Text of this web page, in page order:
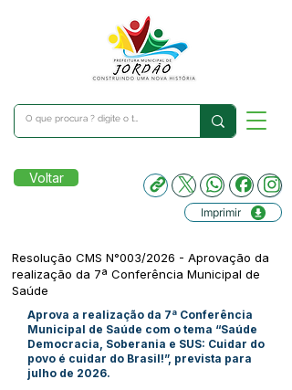
Voltar
Imprimir
Resolução CMS N°003/2026 - Aprovação da
realização da 7ª Conferência Municipal de
Saúde
Aprova a realização da 7ª Conferência
Municipal de Saúde com o tema “Saúde
Democracia, Soberania e SUS: Cuidar do
povo é cuidar do Brasil!”, prevista para
julho de 2026.